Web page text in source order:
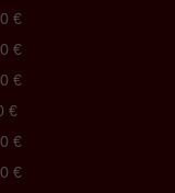
€
€
€
€
€
€